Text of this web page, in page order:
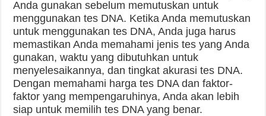
Anda gunakan sebelum memutuskan untuk
menggunakan tes DNA. Ketika Anda memutuskan
untuk menggunakan tes DNA, Anda juga harus
memastikan Anda memahami jenis tes yang Anda
gunakan, waktu yang dibutuhkan untuk
menyelesaikannya, dan tingkat akurasi tes DNA.
Dengan memahami harga tes DNA dan faktor-
faktor yang mempengaruhinya, Anda akan lebih
siap untuk memilih tes DNA yang benar.